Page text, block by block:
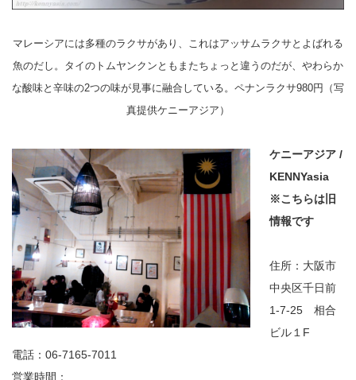
マレーシアには多種のラクサがあり、これはアッサムラクサとよばれる
魚のだし。タイのトムヤンクンともまたちょっと違うのだが、やわらか
な酸味と辛味の2つの味が見事に融合している。ペナンラクサ980円（写
真提供ケニーアジア）
ケニーアジア /
KENNYasia
※こちらは旧
情報です
住所：大阪市
中央区千日前
1-7-25 相合
ビル１F
電話：06-7165-7011
営業時間：